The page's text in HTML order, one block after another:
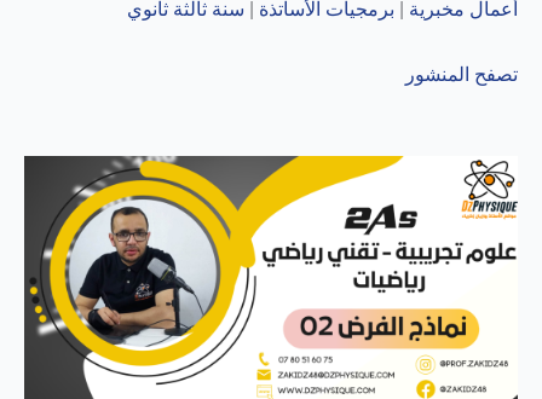
أعمال مخبرية برمجيات الأساتذة سنة ثالثة ثانوي
تصفح المنشور